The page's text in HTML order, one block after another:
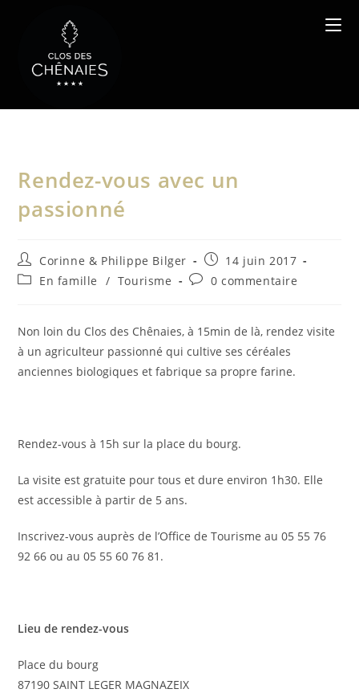
Rendez-vous avec un
passionné
Auteur/autrice
de
la
Corinne & Philippe Bilger
Publication
publiée :
14 juin 2017
PostEn famille / Tourisme
Commentaires
publication :
0 commentaire
Non loin du Clos des Chênaies, à 15min de là, rendez visite
à un agriculteur passionné qui cultive ses céréales
anciennes biologiques et fabrique sa propre farine.
Rendez-vous à 15h sur la place du bourg.
La visite est gratuite pour tous et dure environ 1h30. Elle
est accessible à partir de 5 ans.
Inscrivez-vous auprès de l’Office de Tourisme au 05 55 76
92 66 ou au 05 55 60 76 81.
Lieu de rendez-vous
Place du bourg
87190 SAINT LEGER MAGNAZEIX